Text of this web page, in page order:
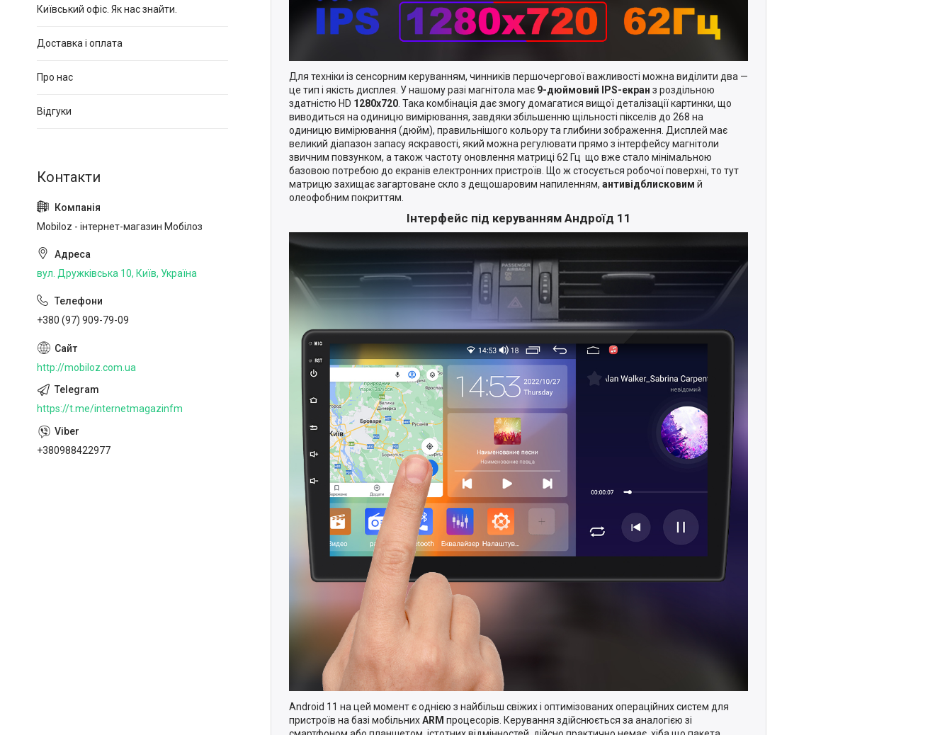
Для техніки із сенсорним керуванням, чинників першочергової важливості можна виділити два —
це тип і якість дисплея. У нашому разі магнітола має 9-дюймовий IPS-екран з роздільною
здатністю HD 1280х720 . Така комбінація дає змогу домагатися вищої деталізації картинки, що
виводиться на одиницю вимірювання, завдяки збільшенню щільності пікселів до 268 на
одиницю вимірювання (дюйм), правильнішого кольору та глибини зображення. Дисплей має
великий діапазон запасу яскравості, який можна регулювати прямо з інтерфейсу магнітоли
звичним повзунком, а також частоту оновлення матриці 62 Гц що вже стало мінімальною
базовою потребою до екранів електронних пристроїв. Що ж стосується робочої поверхні, то тут
матрицю захищає загартоване скло з дещошаровим напиленням, антивідблисковим й
олеофобним покриттям.
Інтерфейс під керуванням Андроїд 11
Android 11 на цей момент є однією з найбільш свіжих і оптимізованих операційних систем для
пристроїв на базі мобільнихARM процесорів. Керування здійснюється за аналогією зі
Київський офіс. Як нас знайти.
Доставка і оплата
Про нас
Відгуки
Mobiloz - інтернет-магазин Мобілоз
вул. Дружківська 10, Київ, Україна
+380 (97) 909-79-09
http://mobiloz.com.ua
https://t.me/internetmagazinfm
+380988422977